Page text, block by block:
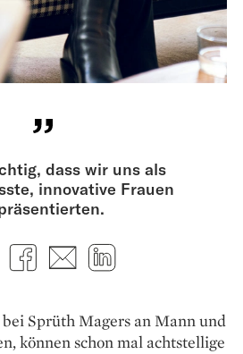
dass wir uns als
innovative Frauen
TwitterFacebook
E-mail
Sprüth Magers an Mann und
können schon mal achtstellige